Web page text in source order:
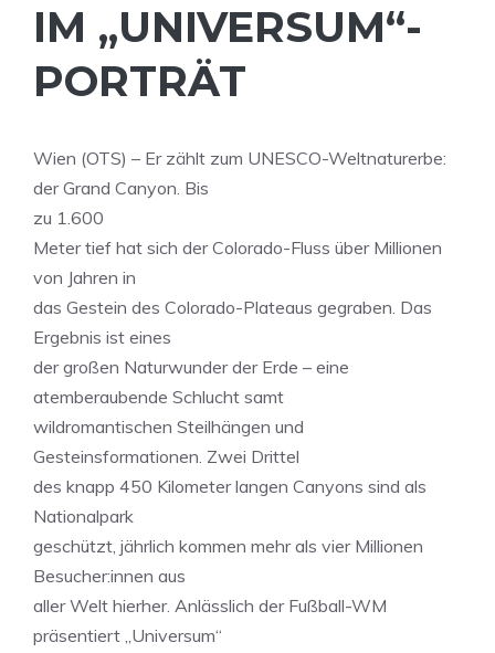
„UNIVERSUM“-PO
RTRÄT
Wien (OTS) – Er zählt zum UNESCO-Weltnaturerbe:
der Grand Canyon. Bis
zu 1.600
Meter tief hat sich der Colorado-Fluss über Millionen
von Jahren in
das Gestein des Colorado-Plateaus gegraben. Das
Ergebnis ist eines
der großen Naturwunder der Erde – eine
atemberaubende Schlucht samt
wildromantischen Steilhängen und
Gesteinsformationen. Zwei Drittel
des knapp 450 Kilometer langen Canyons sind als
Nationalpark
geschützt, jährlich kommen mehr als vier Millionen
Besucher:innen aus
aller Welt hierher. Anlässlich der Fußball-WM
präsentiert „Universum“